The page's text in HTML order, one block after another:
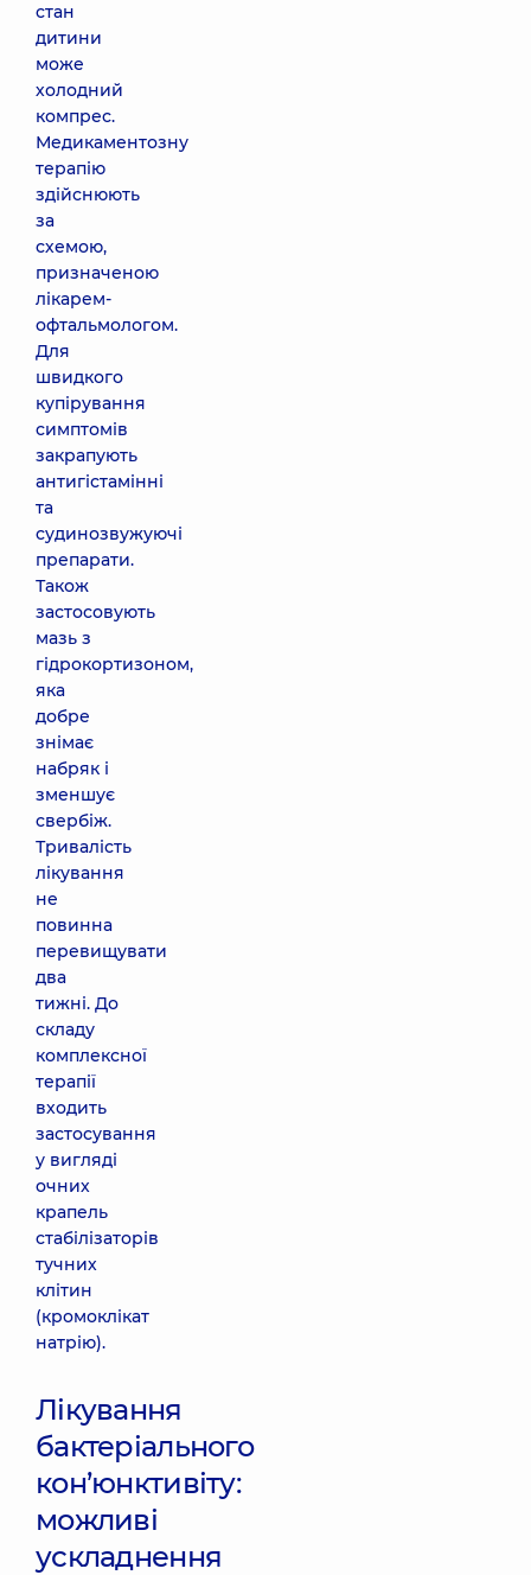
стан
дитини
може
холодний
компрес.
Медикаментозну
терапію
здійснюють
за
схемою,
призначеною
лікарем-
офтальмологом.
Для
швидкого
купірування
симптомів
закрапують
антигістамінні
та
судинозвужуючі
препарати.
Також
застосовують
мазь з
гідрокортизоном,
яка
добре
знімає
набряк і
зменшує
свербіж.
Тривалість
лікування
не
повинна
перевищувати
два
тижні. До
складу
комплексної
терапії
входить
застосування
у вигляді
очних
крапель
стабілізаторів
тучних
клітин
(кромоклікат
натрію).
Лікування
бактеріального
кон’юнктивіту:
можливі
ускладнення